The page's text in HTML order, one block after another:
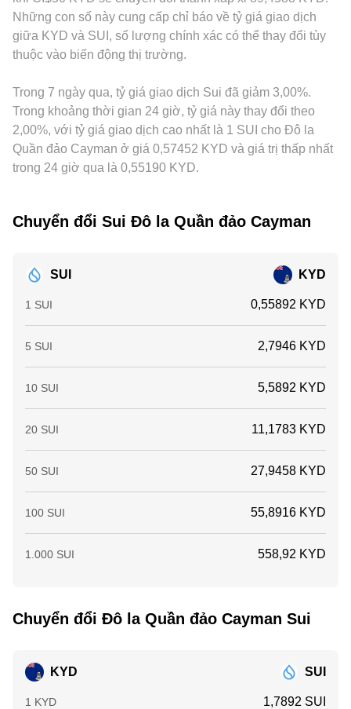
đều có thể tạo ra dao động ngắn hạn quanh conversion rate
SUI/KYD.
định conversion rate SUI/KYD hiển thị tại thời điểm bạn thực
hiện chuyển đổi.
arbitrage giữa các sàn giúp thu hẹp các sai lệch này bằng
cách mua nơi rẻ và bán nơi đắt, nhưng không thể loại bỏ
hoàn toàn khác biệt do độ trễ mạng, chi phí giao dịch, hạn
mức rút nạp và rủi ro thị trường, nên conversion rate
Những con số này cung cấp chỉ báo về tỷ giá giao dịch
giữa KYD và SUI, số lượng chính xác có thể thay đổi tùy
thuộc vào biến động thị trường.
Trong 7 ngày qua, tỷ giá giao dịch Sui đã giảm 3,00%.
Trong khoảng thời gian 24 giờ, tỷ giá này thay đổi theo
2,00%, với tỷ giá giao dịch cao nhất là 1 SUI cho Đô la
Quần đảo Cayman ở giá 0,57452 KYD và giá trị thấp nhất
trong 24 giờ qua là 0,55190 KYD.
Chuyển đổi Sui Đô la Quần đảo Cayman
SUI KYD
1 SUI 0,55892 KYD
5 SUI 2,7946 KYD
10 SUI 5,5892 KYD
20 SUI 11,1783 KYD
50 SUI 27,9458 KYD
100 SUI 55,8916 KYD
1.000 SUI 558,92 KYD
Chuyển đổi Đô la Quần đảo Cayman Sui
KYD SUI
1 KYD 1,7892 SUI